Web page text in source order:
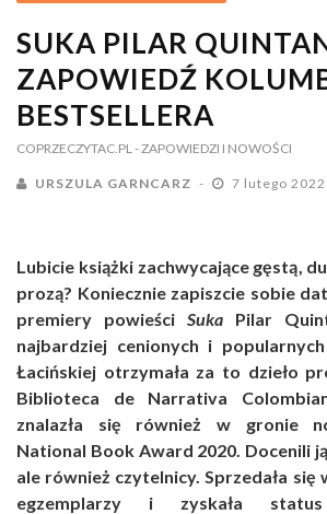
SUKA PILAR
ZAPOWIEDŹ
BESTSELLERA
COPRZECZYTAC.PL - ZAPOWIEDZI I NOWOŚCI
URSZULA GARNCARZ 7 lutego 2022
Lubicie książki zachwycające gęstą,
prozą? Koniecznie zapiszcie sobie
premiery powieści Suka Pilar
najbardziej cenionych i
Łacińskiej otrzymała za to dzieło
Biblioteca de Narrativa
znalazła się również w gronie
National Book Award 2020. Docenili
ale również czytelnicy. Sprzedała się
egzemplarzy i zyskała status